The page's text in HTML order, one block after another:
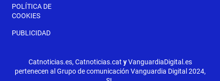
POLÍTICA DE
COOKIES
PUBLICIDAD
Catnoticias.es, Catnoticias.cat yVanguardiaDigital.es
pertenecen al Grupo de comunicación Vanguardia Digital 2024,